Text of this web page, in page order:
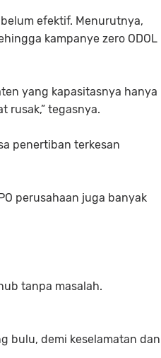
efektif. Menurutnya,
kampanye zero ODOL
yang kapasitasnya hanya
rusak,” tegasnya.
penertiban terkesan
perusahaan juga banyak
tanpa masalah.
bulu, demi keselamatan dan